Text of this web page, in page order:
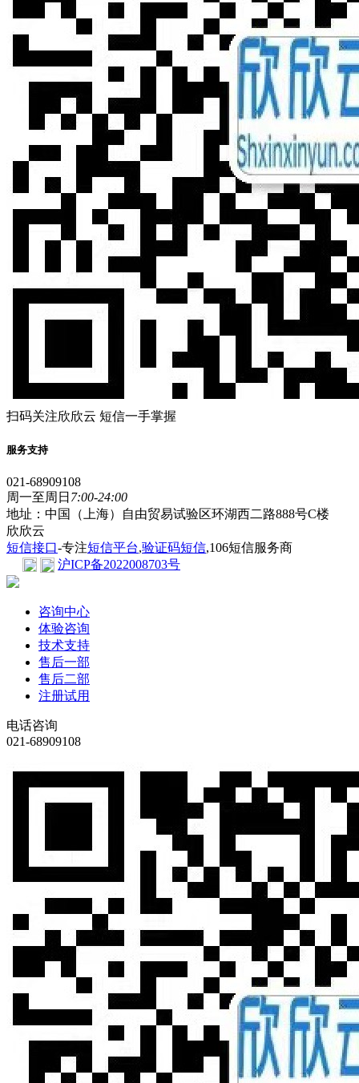
扫码关注欣欣云 短信一手掌握
服务支持
021-68909108
周一至周日 7:00-24:00
地址：中国（上海）自由贸易试验区环湖西二路888号C楼
欣欣云
短信接口-专注短信平台,验证码短信,106短信服务商
沪ICP备2022008703号
咨询中心
体验咨询
技术支持
售后一部
售后二部
注册试用
电话咨询
021-68909108